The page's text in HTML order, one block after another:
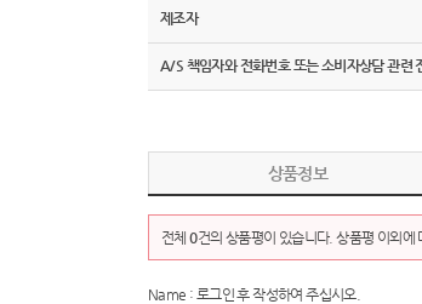
제조자
A/S 책임자와 전화번호 또는 소비자상담 관련
상품정보
전체0건의 상품평이 있습니다. 상품평 이외에
Name : 로그인 후 작성하여 주십시오.